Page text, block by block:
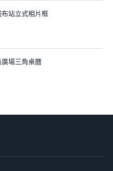
站立式相片框
場三角桌曆